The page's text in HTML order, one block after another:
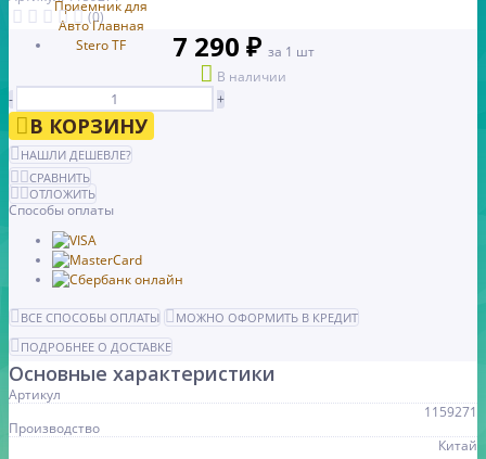
(0)
7 290 ₽ за 1 шт
В наличии
-
+
В КОРЗИНУ
НАШЛИ ДЕШЕВЛЕ?
СРАВНИТЬ
ОТЛОЖИТЬ
Способы оплаты
ВСЕ СПОСОБЫ ОПЛАТЫ
МОЖНО ОФОРМИТЬ В КРЕДИТ
ПОДРОБНЕЕ О ДОСТАВКЕ
Основные характеристики
Артикул
1159271
Производство
Китай